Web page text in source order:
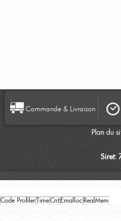
Commande & Livraison
Plan du
Siret:
Code Profiler TimeCnt Emalloc RealMem